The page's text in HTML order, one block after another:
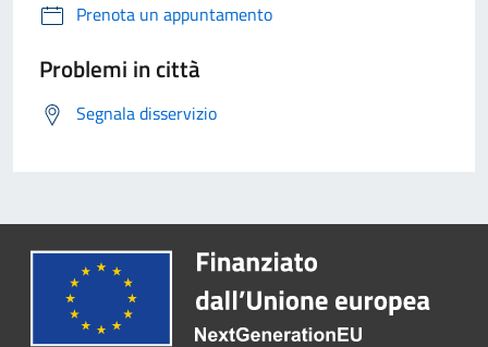
Prenota un appuntamento
Problemi in città
Segnala disservizio